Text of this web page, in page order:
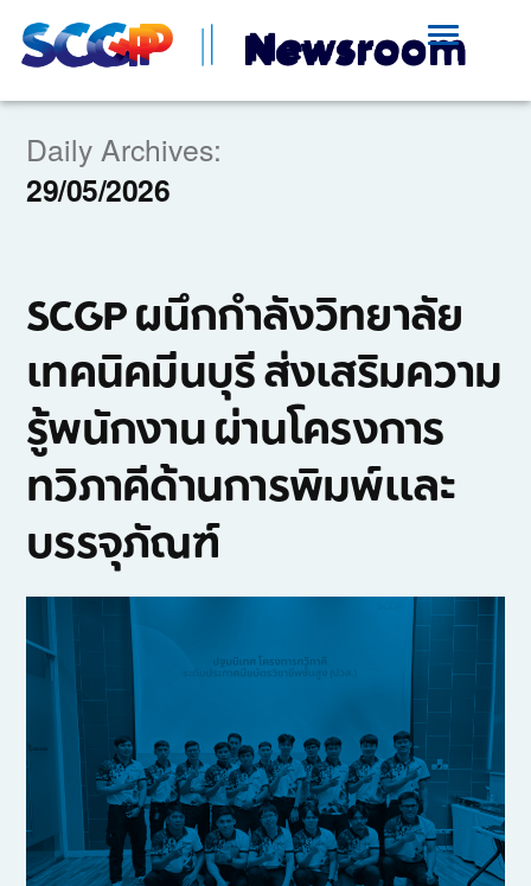
Daily Archives:
29/05/2026
SCGP ผนึกกำลังวิทยาลัย
เทคนิคมีนบุรี ส่งเสริมความ
รู้พนักงาน ผ่านโครงการ
ทวิภาคีด้านการพิมพ์และ
บรรจุภัณฑ์